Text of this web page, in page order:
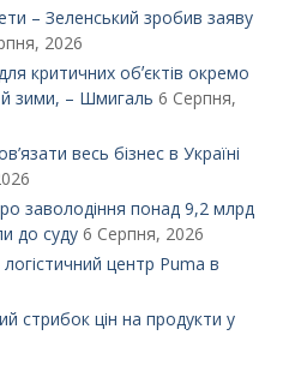
– Зеленський зробив заяву
2026
критичних обʼєктів окремо
зими, – Шмигаль 6 Серпня,
весь бізнес в Україні
заволодіння понад 9,2 млрд
до суду 6 Серпня, 2026
центр Puma в
стрибок цін на продукти у